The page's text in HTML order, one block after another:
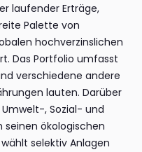
laufender Erträge,
Palette von
hochverzinslichen
Das Portfolio umfasst
verschiedene andere
lauten. Darüber
, Sozial- und
seinen ökologischen
selektiv Anlagen